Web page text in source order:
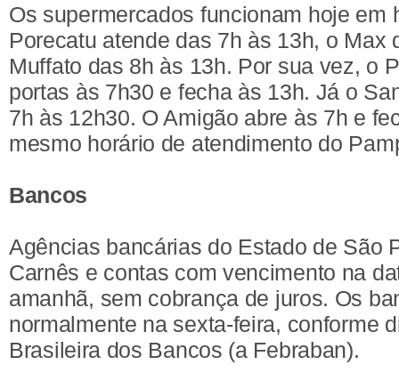
Os supermercados funcionam hoje em
Porecatu atende das 7h às 13h, o Max
Muffato das 8h às 13h. Por sua vez, o
portas às 7h30 e fecha às 13h. Já o
7h às 12h30. O Amigão abre às 7h e
mesmo horário de atendimento do
Bancos
Agências bancárias do Estado de São
Carnês e contas com vencimento na
amanhã, sem cobrança de juros. Os
normalmente na sexta-feira, conforme
Brasileira dos Bancos (a Febraban).